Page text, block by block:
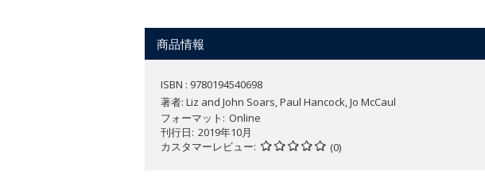
Use a range of pen and highlighter tools to annotate the page.
商品情報
ISBN : 9780194540698
著者: Liz and John Soars, Paul Hancock, Jo McCaul
フォーマット
Online
刊行日 2019年10月
カスタマーレビュー
(0)